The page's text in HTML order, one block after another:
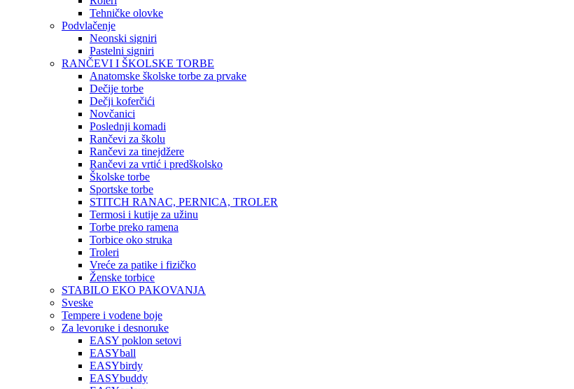
Tehničke olovke
Podvlačenje
Neonski signiri
Pastelni signiri
RANČEVI I ŠKOLSKE TORBE
Anatomske školske torbe za prvake
Dečije torbe
Dečji koferčići
Novčanici
Poslednji komadi
Rančevi za školu
Rančevi za tinejdžere
Rančevi za vrtić i predškolsko
Školske torbe
Sportske torbe
STITCH RANAC, PERNICA, TROLER
Termosi i kutije za užinu
Torbe preko ramena
Torbice oko struka
Troleri
Vreće za patike i fizičko
Ženske torbice
STABILO EKO PAKOVANJA
Sveske
Tempere i vodene boje
Za levoruke i desnoruke
EASY poklon setovi
EASYball
EASYbirdy
EASYbuddy